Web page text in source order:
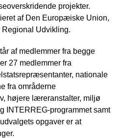
projekter.
af Den Europæiske Union,
Udvikling.
af medlemmer fra begge
27 medlemmer fra
nationale
fra områderne
højere læreranstalter, miljø
INTERREG-programmet samt
opgaver er at